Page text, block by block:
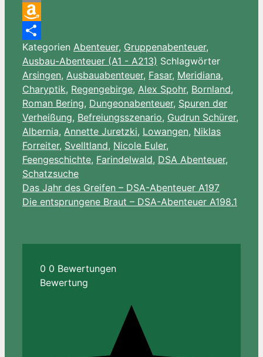
Email
Amazon
Wish
List
Teilen
Kategorien Abenteuer, Gruppenabenteuer,
Ausbau-Abenteuer (A1 - A213) Schlagwörter
Arsingen, Ausbauabenteuer, Fasar, Meridiana,
Charyptik, Regengebirge, Alex Spohr, Bornland,
Roman Bering, Dungeonabenteuer, Spuren der
Verheißung, Befreiungsszenario, Gudrun Schürer,
Albernia, Annette Juretzki, Lowangen, Niklas
Forreiter, Svelltland, Nicole Euler,
Feengeschichte, Farindelwald, DSA Abenteuer,
Schatzsuche
Das Jahr des Greifen – DSA-Abenteuer A197
Die entsprungene Braut – DSA-Abenteuer A198.1
0 0 Bewertungen
Bewertung